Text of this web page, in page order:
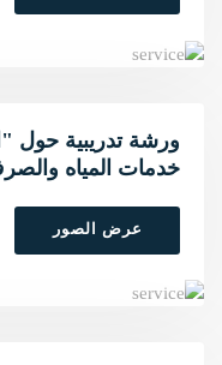
ورشة تدريبية حول
خدمات المياه
عرض الصور